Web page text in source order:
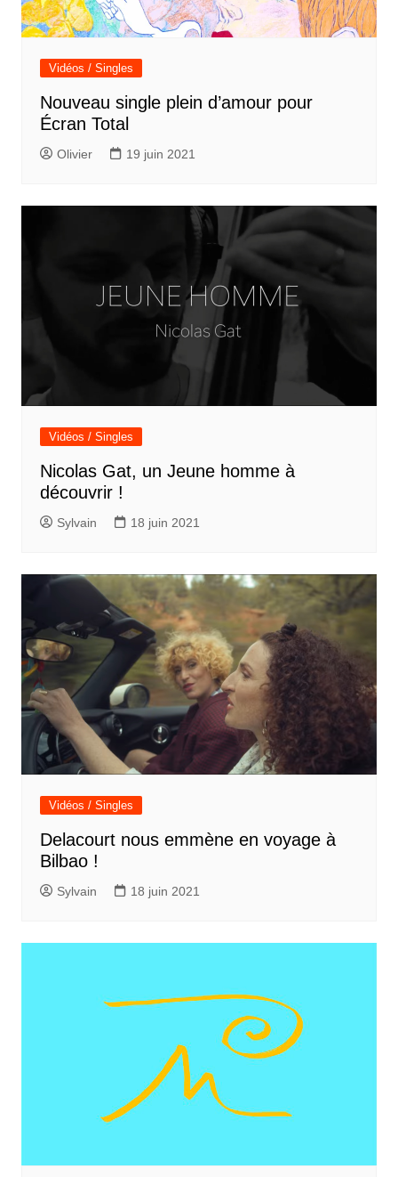
Vidéos / Singles
Nouveau single plein d’amour pour
Écran Total
Olivier 19 juin 2021
Vidéos / Singles
Nicolas Gat, un Jeune homme à
découvrir !
Sylvain 18 juin 2021
Vidéos / Singles
Delacourt nous emmène en voyage à
Bilbao !
Sylvain 18 juin 2021